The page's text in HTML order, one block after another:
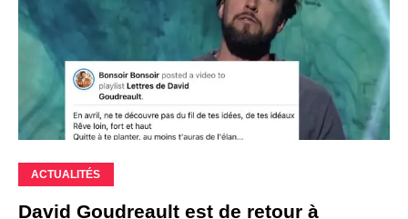
ACTUALITÉS
David Goudreault est de retour à